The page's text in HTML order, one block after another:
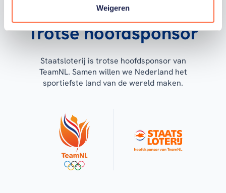
Weigeren
Trotse hoofdsponsor
Staatsloterij is trotse hoofdsponsor van
TeamNL. Samen willen we Nederland het
sportiefste land van de wereld maken.